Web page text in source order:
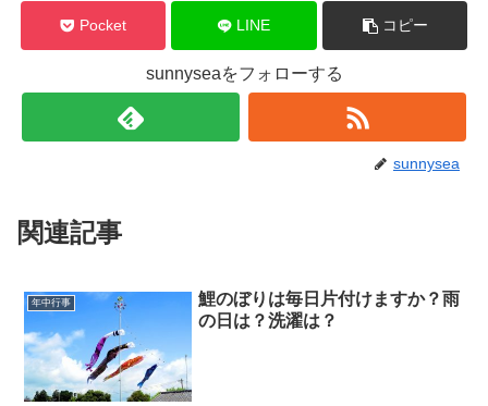
Pocket LINE コピー
sunnyseaをフォローする
sunnysea
関連記事
年中行事
鯉のぼりは毎日片付けますか？雨
の日は？洗濯は？